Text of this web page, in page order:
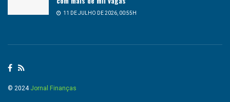
11 DE JULHO DE 2026, 00:55H
© 2024Jornal Finanças